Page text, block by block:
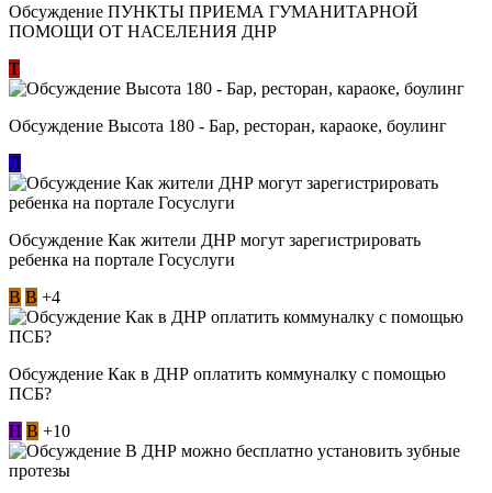
Обсуждение ​ПУНКТЫ ПРИЕМА ГУМАНИТАРНОЙ
ПОМОЩИ ОТ НАСЕЛЕНИЯ ДНР
Т
Обсуждение Высота 180 - Бар, ресторан, караоке, боулинг
Л
Обсуждение Как жители ДНР могут зарегистрировать
ребенка на портале Госуслуги
В В +4
Обсуждение Как в ДНР оплатить коммуналку с помощью
ПСБ?
Н В +10